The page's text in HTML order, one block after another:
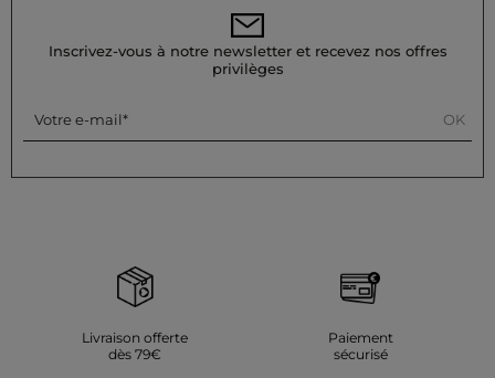
de vapeur, qui est fortement déconseillée.
Référence : 32536311058271023 261-RVENICE
Couleur :Robes longues femme rouge
Inscrivez-vous à notre newsletter et recevez nos offres
privilèges
Votre e-mail OK
Livraison offerte
dès 79€
Paiement
sécurisé